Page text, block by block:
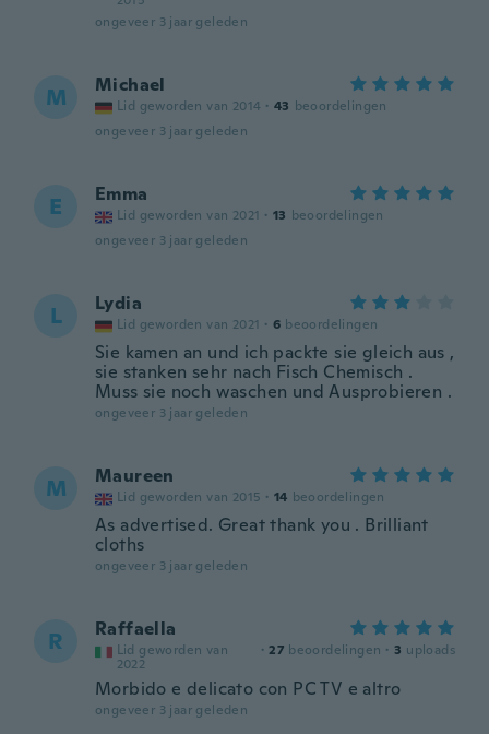
ongeveer 3 jaar geleden
M Michael
Lid geworden van 2014 · 43 beoordelingen
ongeveer 3 jaar geleden
E Emma
Lid geworden van 2021 · 13 beoordelingen
ongeveer 3 jaar geleden
L Lydia
Lid geworden van 2021 · 6 beoordelingen
Sie kamen an und ich packte sie gleich aus ,
sie stanken sehr nach Fisch Chemisch .
Muss sie noch waschen und Ausprobieren .
ongeveer 3 jaar geleden
M Maureen
Lid geworden van 2015 · 14 beoordelingen
As advertised. Great thank you . Brilliant
cloths
ongeveer 3 jaar geleden
R Raffaella
Lid geworden van
2022
· 27 beoordelingen · 3 uploads
Morbido e delicato con PC TV e altro
ongeveer 3 jaar geleden